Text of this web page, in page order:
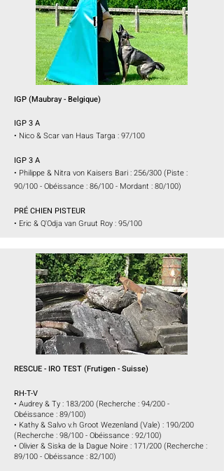
IGP (Maubray - Belgique)
IGP 3 A
• Nico & Scar van Haus Targa : 97/100
IGP 3 A
• Philippe & Nitra von Kaisers Bari: 256/300 (Piste :
90/100 - Obéissance : 86/100 - Mordant : 80/100)
PRÉ CHIEN PISTEUR
• Eric & Q'Odja van Gruut Roy :95/100
RESCUE - IRO TEST (Frutigen- Suisse)
RH-T-V
• Audrey & Ty : 183/200 (Recherche : 94/200 -
Obéissance : 89/100)
• Kathy & Salvo v.h Groot Wezenland (Vale) : 190/200
(Recherche : 98/100 - Obéissance : 92/100)
• Olivier & Siska de la Dague Noire : 171/200 (Recherche :
89/100 - Obéissance : 82/100)